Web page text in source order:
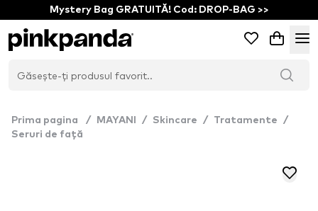
Mystery Bag GRATUITĂ! Cod: DROP-BAG >>
Prima pagina / MAYANI / Skincare / Tratamente
/
Seruri de față